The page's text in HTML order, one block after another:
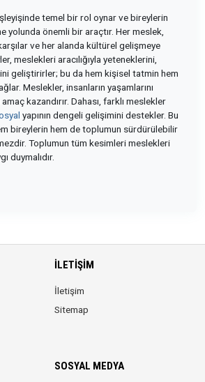
temel bir rol oynar ve bireylerin
yolunda önemli bir araçtır. Her meslek,
ve her alanda kültürel gelişmeye
meslekleri aracılığıyla yeteneklerini,
geliştirirler; bu da hem kişisel tatmin hem
Meslekler, insanların yaşamlarını
kazandırır. Dahası, farklı meslekler
yapının dengeli gelişimini destekler. Bu
bireylerin hem de toplumun sürdürülebilir
Toplumun tüm kesimleri meslekleri
duymalıdır.
İLETIŞIM
İletişim
Sitemap
SOSYAL MEDYA